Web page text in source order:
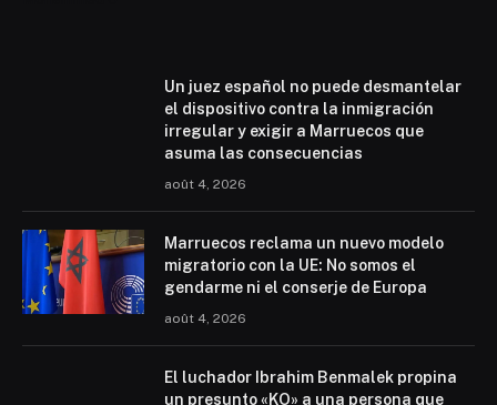
Un juez español no puede desmantelar
el dispositivo contra la inmigración
irregular y exigir a Marruecos que
asuma las consecuencias
août 4, 2026
Marruecos reclama un nuevo modelo
migratorio con la UE: No somos el
gendarme ni el conserje de Europa
août 4, 2026
El luchador Ibrahim Benmalek propina
un presunto «KO» a una persona que